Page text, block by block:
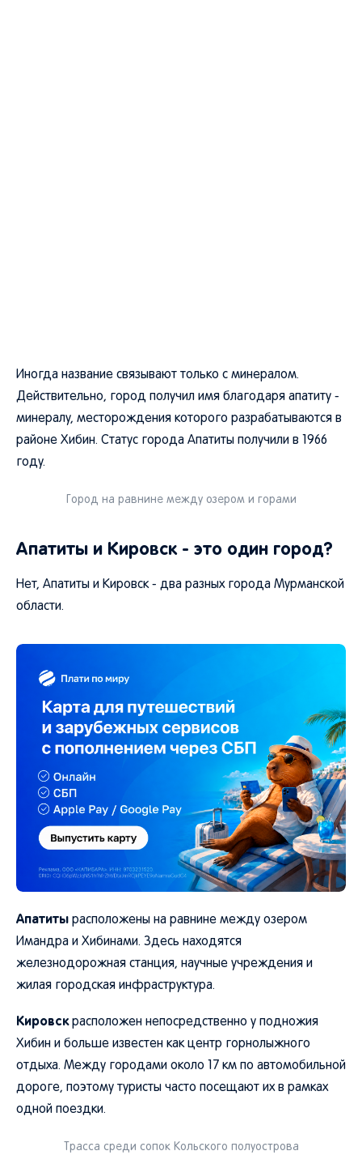
Иногда название связывают только с минералом.
Действительно, город получил имя благодаря апатиту -
минералу, месторождения которого разрабатываются в
районе Хибин. Статус города Апатиты получили в 1966
году.
Город на равнине между озером и горами
Апатиты и Кировск - это один город?
Нет, Апатиты и Кировск - два разных города Мурманской
области.
Апатиты расположены на равнине между озером
Имандра и Хибинами. Здесь находятся
железнодорожная станция, научные учреждения и
жилая городская инфраструктура.
Кировскрасположен непосредственно у подножия
Хибин и больше известен как центр горнолыжного
отдыха. Между городами около 17 км по автомобильной
дороге, поэтому туристы часто посещают их в рамках
одной поездки.
Трасса среди сопок Кольского полуострова